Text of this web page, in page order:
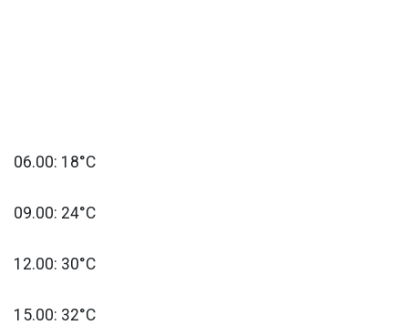
06.00: 18°C
09.00: 24°C
12.00: 30°C
15.00: 32°C